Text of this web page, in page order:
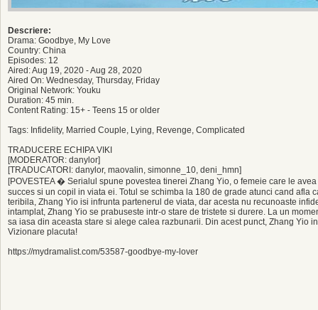
Descriere:
Drama: Goodbye, My Love
Country: China
Episodes: 12
Aired: Aug 19, 2020 - Aug 28, 2020
Aired On: Wednesday, Thursday, Friday
Original Network: Youku
Duration: 45 min.
Content Rating: 15+ - Teens 15 or older
Tags: Infidelity, Married Couple, Lying, Revenge, Complicated
TRADUCERE ECHIPA VIKI
[MODERATOR: danylor]
[TRADUCATORI: danylor, maovalin, simonne_10, deni_hmn]
[POVESTEA � Serialul spune povestea tinerei Zhang Yio, o femeie care le
succes si un copil in viata ei. Totul se schimba la 180 de grade atunci cand afla
teribila, Zhang Yio isi infrunta partenerul de viata, dar acesta nu recunoaste
intamplat, Zhang Yio se prabuseste intr-o stare de tristete si durere. La un
sa iasa din aceasta stare si alege calea razbunarii. Din acest punct, Zhang Yio
Vizionare placuta!
https://mydramalist.com/53587-goodbye-my-lover